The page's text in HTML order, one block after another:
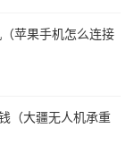
苹果手机怎么连接
（大疆无人机承重